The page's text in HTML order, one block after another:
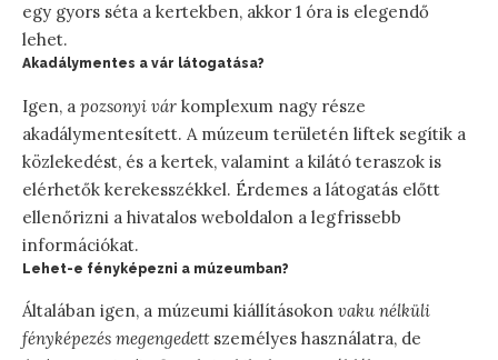
egy gyors séta a kertekben, akkor 1 óra is elegendő
lehet.
Akadálymentes a vár látogatása?
Igen, a pozsonyi vár komplexum nagy része
akadálymentesített. A múzeum területén liftek segítik a
közlekedést, és a kertek, valamint a kilátó teraszok is
elérhetők kerekesszékkel. Érdemes a látogatás előtt
ellenőrizni a hivatalos weboldalon a legfrissebb
információkat.
Lehet-e fényképezni a múzeumban?
Általában igen, a múzeumi kiállításokon vaku nélküli
fényképezés megengedettszemélyes használatra, de